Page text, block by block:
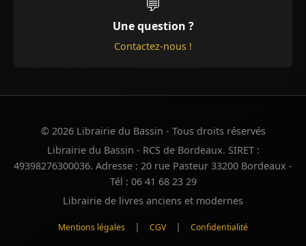
Une question ?
Contactez-nous !
© 2026 Librairie du Bassin - Tous droits réservés
Librairie du Bassin - RCS de Bordeaux. SIRET :
49398276300036. Adresse : 20 rue Pasteur 33200 Bordeaux -
Tél : 06 41 68 23 29
Librairie de livres anciens et modernes
Mentions légales | CGV | Confidentialité